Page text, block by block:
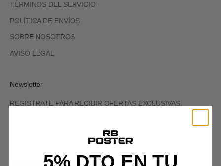
TÉRMINOS DEL SERVICIO
POLÍTICA DE ENVÍOS
SOBRE NOSOTROS
AVISO LEGAL
Newsletter
REGÍSTRATE PARA RECIBIR OFERTAS EXCLUSIVAS,
5% DTO EN TU